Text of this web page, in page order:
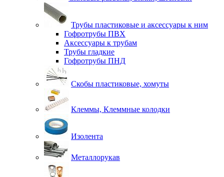
Трубы пластиковые и аксессуары к ним
Гофротрубы ПВХ
Аксессуары к трубам
Трубы гладкие
Гофротрубы ПНД
Скобы пластиковые, хомуты
Клеммы, Клеммные колодки
Изолента
Металлорукав